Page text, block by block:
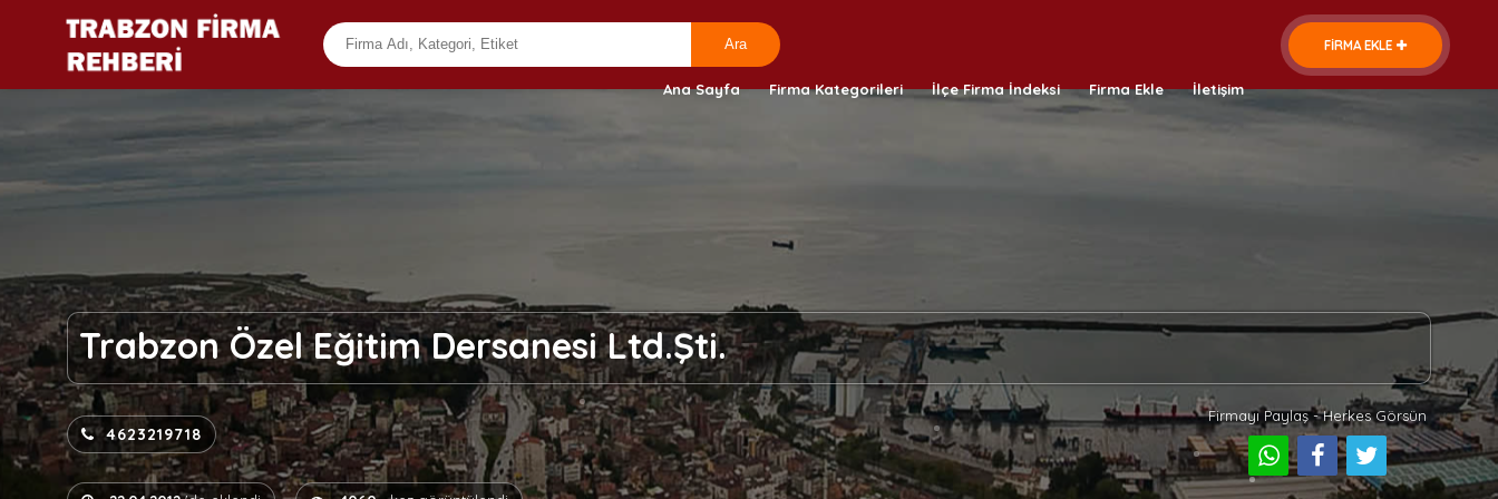
FİRMA EKLE
Ana Sayfa Firma Kategorileri İlçe Firma İndeksi Firma Ekle İletişim
Trabzon Özel Eğitim Dersanesi Ltd.Şti.
4623219718
Firmayı Paylaş - Herkes Görsün